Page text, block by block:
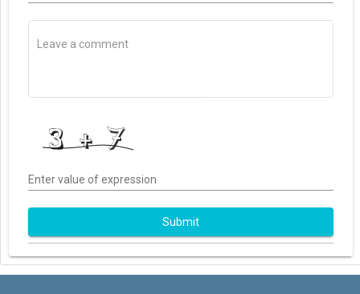
Enter value of expression
Submit